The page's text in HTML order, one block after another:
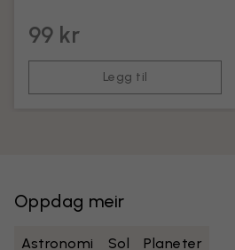
99 kr
Legg til
Oppdag meir
Astronomi Sol Planeter